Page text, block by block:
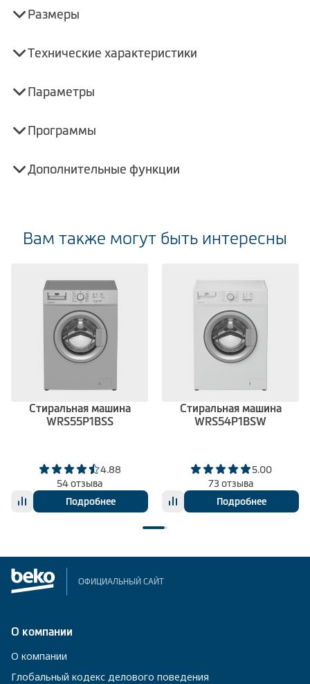
Размеры
Технические характеристики
Параметры
Программы
Дополнительные функции
Вам также могут быть интересны
Стиральная машина
WRS55P1BSS
4.88
54 отзыва
Подробнее
Стиральная машина
WRS54P1BSW
5.00
73 отзыва
Подробнее
ОФИЦИАЛЬНЫЙ САЙТ
О компании
О компании
Глобальный кодекс делового поведения